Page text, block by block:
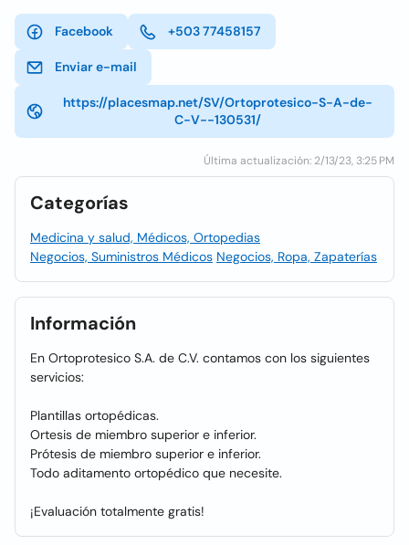
Facebook +503 77458157
Enviar e-mail
https://placesmap.net/SV/Ortoprotesico-S-A-de-
C-V--130531/
Última actualización: 2/13/23, 3:25 PM
Categorías
Medicina y salud, Médicos, Ortopedias
Negocios, Suministros Médicos Negocios, Ropa, Zapaterías
Información
En Ortoprotesico S.A. de C.V. contamos con los siguientes
servicios:
Plantillas ortopédicas.
Ortesis de miembro superior e inferior.
Prótesis de miembro superior e inferior.
Todo aditamento ortopédico que necesite.
¡Evaluación totalmente gratis!